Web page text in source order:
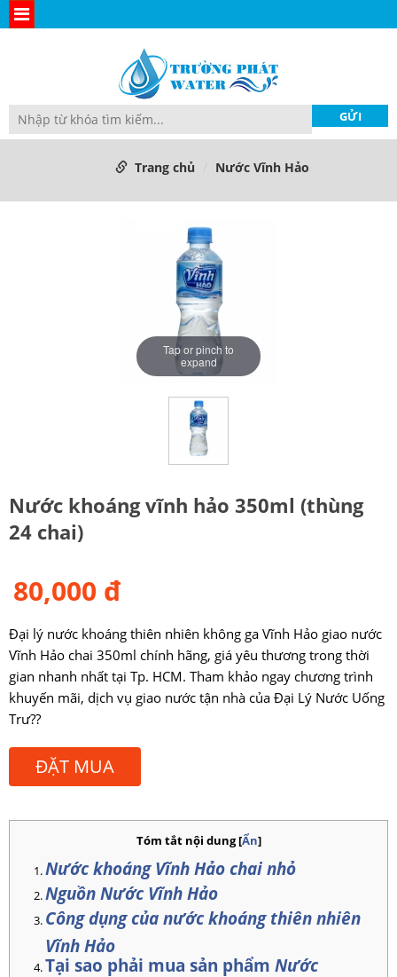
Trang chủ Nước Vĩnh Hảo
Tap or pinch to
expand
Nước khoáng vĩnh hảo 350ml (thùng
24 chai)
80,000 đ
Đại lý nước khoáng thiên nhiên không ga Vĩnh Hảo giao nước
Vĩnh Hảo chai 350ml chính hãng, giá yêu thương trong thời
gian nhanh nhất tại Tp. HCM. Tham khảo ngay chương trình
khuyến mãi, dịch vụ giao nước tận nhà của Đại Lý Nước Uống
Trư??
ĐẶT MUA
Tóm tắt nội dung[Ẩn]
Nước khoáng Vĩnh Hảo chai nhỏ
Nguồn Nước Vĩnh Hảo
Công dụng của nước khoáng thiên nhiên
Vĩnh Hảo
Tại sao phải mua sản phẩm Nước